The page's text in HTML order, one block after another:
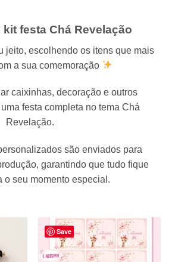
kit festa Chá Revelação
jeito, escolhendo os itens que mais
a sua comemoração
caixinhas, decoração e outros
festa completa no tema Chá
Revelação.
são enviados para
garantindo que tudo fique
o seu momento especial.
Save